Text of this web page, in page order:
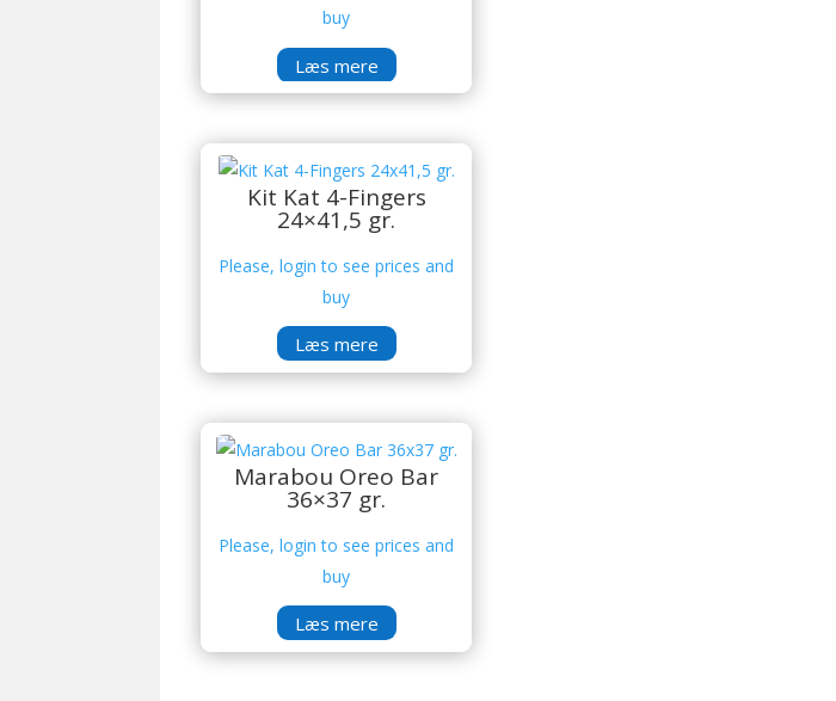
buy
Læs mere
Kit Kat 4-Fingers
24×41,5 gr.
Please, login to see prices and
buy
Læs mere
Marabou Oreo Bar
36×37 gr.
Please, login to see prices and
buy
Læs mere